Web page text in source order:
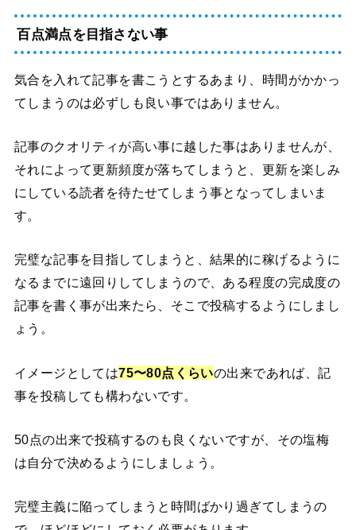
百点満点を目指さない事
気合を入れて記事を書こうとするあまり、時間がかかっ
てしまうのは必ずしも良い事ではありません。
記事のクオリティが高い事に越した事はありませんが、
それによって更新頻度が落ちてしまうと、更新を楽しみ
にしている読者を待たせてしまう事となってしまいま
す。
完璧な記事を目指してしまうと、結果的に稼げるように
なるまでに遠回りしてしまうので、ある程度の完成度の
記事を書く事が出来たら、そこで投稿するようにしまし
ょう。
イメージとしては75〜80点くらいの出来であれば、記
事を投稿しても構わないです。
50点の出来で投稿するのも良くないですが、その塩梅
は自分で決めるようにしましょう。
完璧主義に陥ってしまうと時間ばかり過ぎてしまうの